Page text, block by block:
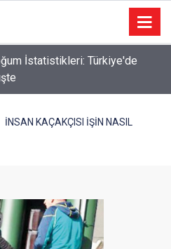
Kanunu Teklif Kabul Edildi
İNSAN KAÇAKÇISI İŞİN NASIL